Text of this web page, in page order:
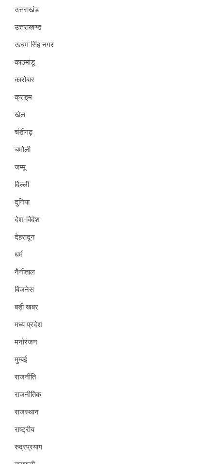
उत्तराखंड
उत्तराखण्ड
ऊधम सिंह नगर
काठमांडू
कारोबार
क्राइम
खेल
चंडीगढ़
चमोली
जम्मू
दिल्ली
दुनिया
देश-विदेश
देहरादून
धर्म
नैनीताल
बिजनेस
बड़ी खबर
मध्य प्रदेश
मनोरंजन
मुम्बई
राजनीति
राजनीतिक
राजस्थान
राष्ट्रीय
रुद्रप्रयाग